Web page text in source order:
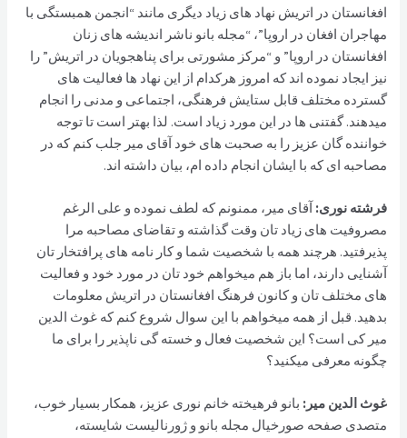
‌افغانستان در اتریش نهاد های زیاد دیگری مانند “انجمن همبستگی با
مهاجران افغان در اروپا”، “مجله بانو ناشر اندیشه های زنان
افغانستان در اروپا” و “مرکز مشورتی برای پناهجویان در اتریش” را
نیز ایجاد نموده اند که امروز هرکدام از این نهاد ها فعالیت های
گسترده مختلف قابل ستایش فرهنگی، اجتماعی و مدنی را انجام
میدهند. گفتنی ها در این مورد زیاد است. لذا بهتر است تا توجه
خواننده گان عزیز را به صحبت های خود آقای میر جلب کنم که در
مصاحبه ای که با ایشان انجام داده ام، بیان داشته اند.
فرشته نوری: آقای میر، ممنونم که لطف نموده و علی الرغم
مصروفیت های زیاد تان وقت گذاشته و تقاضای مصاحبه مرا
پذیرفتید. هرچند همه با شخصیت شما و کار نامه های پرافتخار تان
آشنایی دارند، اما باز هم میخواهم خود تان در مورد خود و فعالیت
های مختلف تان و کانون فرهنگ افغانستان در اتریش معلومات
بدهید. قبل از همه میخواهم با این سوال شروع کنم که غوث الدین
میر کی است؟ این شخصیت فعال و خسته گی ناپذیر را برای ما
چگونه معرفی میکنید؟
غوث الدین مير: بانو فرهیخته خانم نوری عزیز، همکار بسیار خوب،
متصدی صفحه صورخیال مجله بانو و ژورنالیست شایسته،